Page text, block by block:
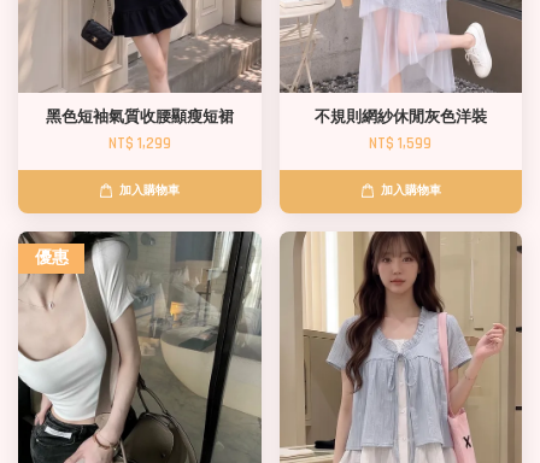
黑色短袖氣質收腰顯瘦短裙
NT$ 1,299
加入購物車
不規則網紗休閒灰色洋裝
NT$ 1,599
加入購物車
優惠